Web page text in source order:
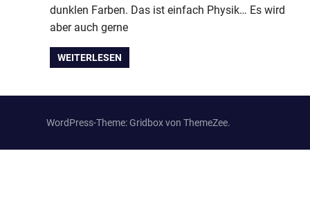
dunklen Farben. Das ist einfach Physik… Es wird
aber auch gerne
WEITERLESEN
WordPress-Theme: Gridbox von ThemeZee.